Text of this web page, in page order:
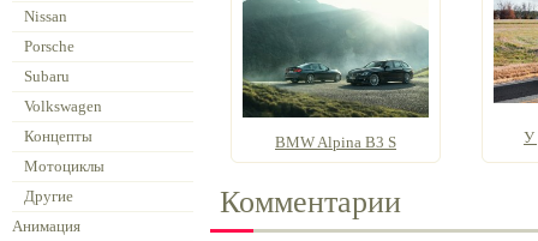
Nissan
Porsche
Subaru
Volkswagen
Концепты
Мотоциклы
Другие
Анимация
BMW Alpina B3 S У
Комментарии